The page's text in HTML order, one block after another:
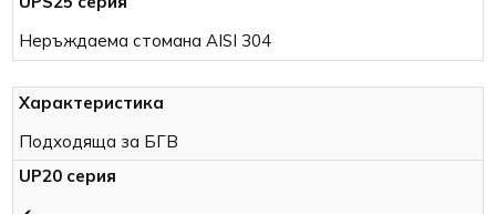
Неръждаема стомана AISI 304
Подходяща за БГВ